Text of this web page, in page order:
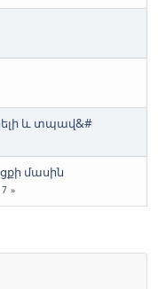
և տպավ&#
մասին
7